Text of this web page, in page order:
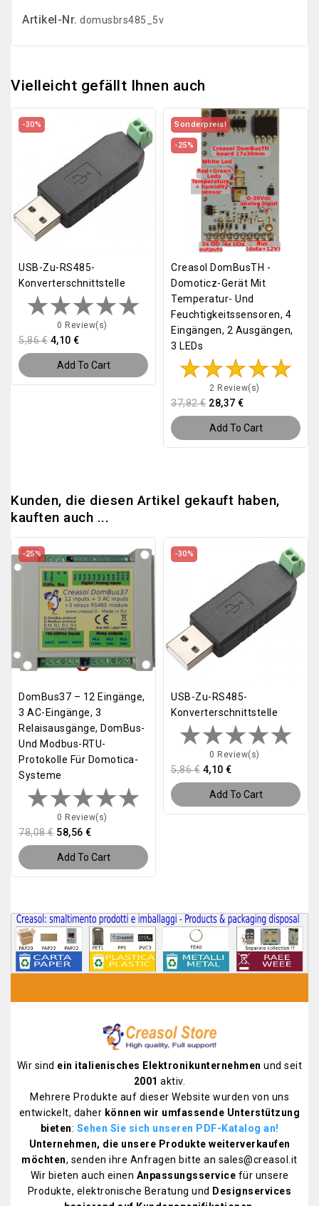
Artikel-Nr. domusbrs485_5v
Vielleicht gefällt Ihnen auch
USB-Zu-RS485-
Konverterschnittstelle
0 Review(s)
5,86 € 4,10 €
Add To Cart
-30%
Creasol DomBusTH -
Domoticz-Gerät Mit
Temperatur- Und
Feuchtigkeitssensoren, 4
Eingängen, 2 Ausgängen,
3 LEDs
2 Review(s)
37,82 € 28,37 €
Add To Cart
Sonderpreis!
-25%
Kunden, die diesen Artikel gekauft haben,
kauften auch ...
DomBus37 – 12 Eingänge,
3 AC-Eingänge, 3
Relaisausgänge, DomBus-
Und Modbus-RTU-
Protokolle Für Domotica-
Systeme
0 Review(s)
78,08 € 58,56 €
Add To Cart
-25%
USB-Zu-RS485-
Konverterschnittstelle
0 Review(s)
5,86 € 4,10 €
Add To Cart
-30%
Wir sind ein italienisches Elektronikunternehmen und seit
2001 aktiv.
Mehrere Produkte auf dieser Website wurden von uns
entwickelt, daher können wir umfassende Unterstützung
bieten: Sehen Sie sich unseren PDF-Katalog an!
Unternehmen, die unsere Produkte weiterverkaufen
möchten, senden ihre Anfragen bitte an sales@creasol.it
Wir bieten auch einen Anpassungsservice für unsere
Produkte, elektronische Beratung und Designservices